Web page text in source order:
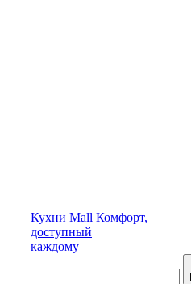
Кухни Mall Комфорт,
доступный
каждому